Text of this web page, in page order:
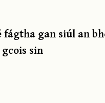
fágtha gan siúl an
sin